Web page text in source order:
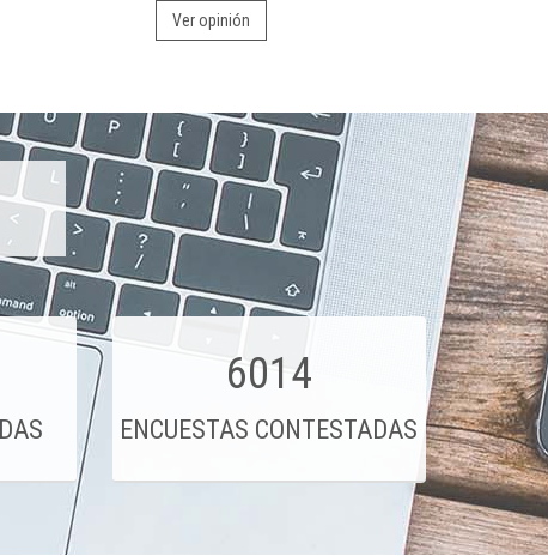
Ver opinión
6014
ENCUESTAS CONTESTADAS